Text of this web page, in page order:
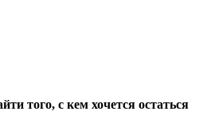
того, с кем хочется остаться